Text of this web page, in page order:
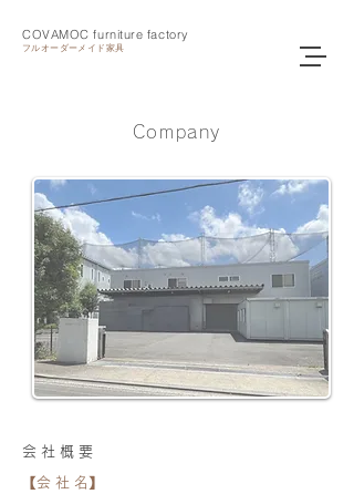
COVAMOC furniture factory
フルオーダーメイド家具
Company
会 社 概 要
【会 社 名】